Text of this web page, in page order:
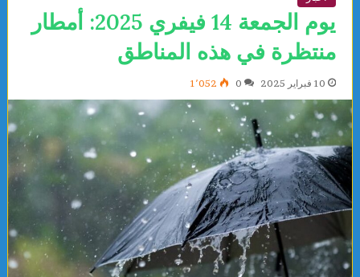
يوم الجمعة 14 فيفري 2025: أمطار
منتظرة في هذه المناطق
10 فبراير 2025 0 1٬052